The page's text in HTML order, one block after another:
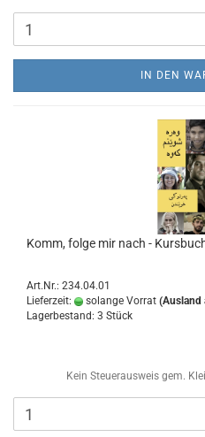
IN DEN
Komm, folge mir nach -
Art.Nr.: 234.04.01
Lieferzeit:
solange Vorrat (Ausland
Lagerbestand: 3 Stück
Kein Steuerausweis gem.